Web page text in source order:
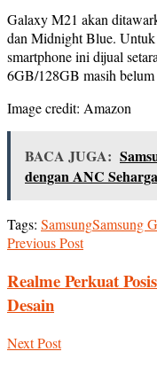
Galaxy M21 akan
dan Midnight Blue.
smartphone ini dijual
6GB/128GB masih
Image credit: Amazon
BACA JUGA:
dengan ANC
Tags: SamsungSamsung
Previous Post
Realme Perkuat
Desain
Next Post